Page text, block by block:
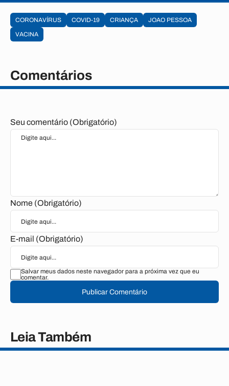
CORONAVÍRUS COVID-19 CRIANÇA
JOAO PESSOA
VACINA
Comentários
Seu comentário (Obrigatório)
Nome (Obrigatório)
E-mail (Obrigatório)
Salvar meus dados neste navegador para a próxima vez que eu
comentar.
Publicar Comentário
Leia Também